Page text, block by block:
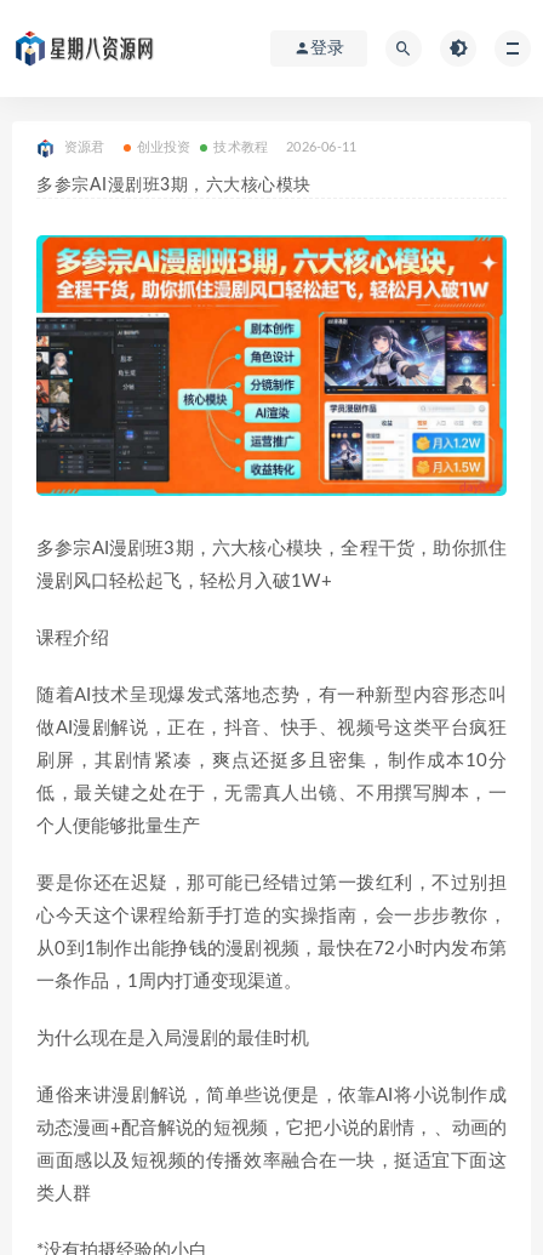
登录
资源君 创业投资 技术教程 2026-06-11
多参宗AI漫剧班3期，六大核心模块
多参宗AI漫剧班3期，六大核心模块，全程干货，助你抓住
漫剧风口轻松起飞，轻松月入破1W+
课程介绍
随着AI技术呈现爆发式落地态势，有一种新型内容形态叫
做AI漫剧解说，正在，抖音、快手、视频号这类平台疯狂
刷屏，其剧情紧凑，爽点还挺多且密集，制作成本10分
低，最关键之处在于，无需真人出镜、不用撰写脚本，一
个人便能够批量生产
要是你还在迟疑，那可能已经错过第一拨红利，不过别担
心今天这个课程给新手打造的实操指南，会一步步教你，
从0到1制作出能挣钱的漫剧视频，最快在72小时内发布第
一条作品，1周内打通变现渠道。
为什么现在是入局漫剧的最佳时机
通俗来讲漫剧解说，简单些说便是，依靠AI将小说制作成
动态漫画+配音解说的短视频，它把小说的剧情，、动画的
画面感以及短视频的传播效率融合在一块，挺适宜下面这
类人群
*没有拍摄经验的小白